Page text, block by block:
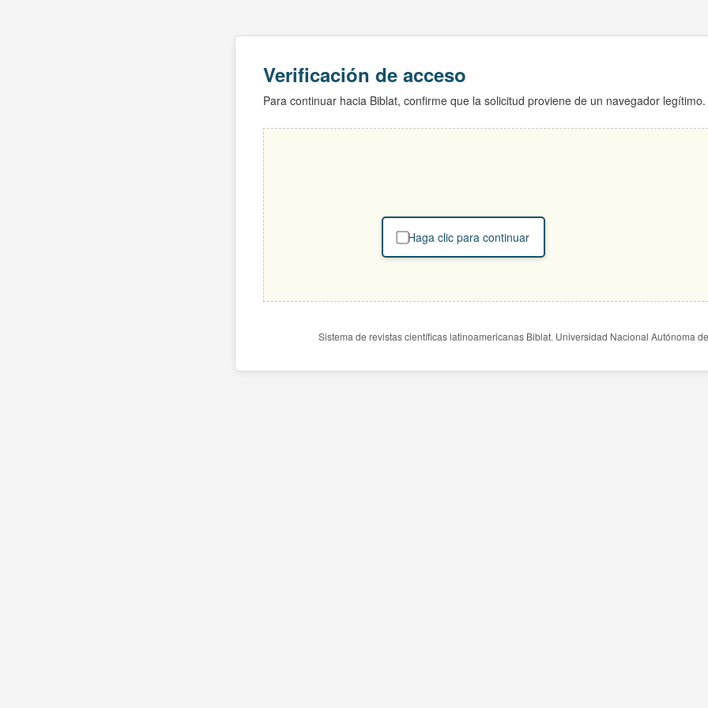
Verificación de acceso
Para continuar hacia Biblat, confirme que la solicitud proviene de un navegador legítimo.
Haga clic para continuar
Sistema de revistas científicas latinoamericanas Biblat. Universidad Nacional Autónoma